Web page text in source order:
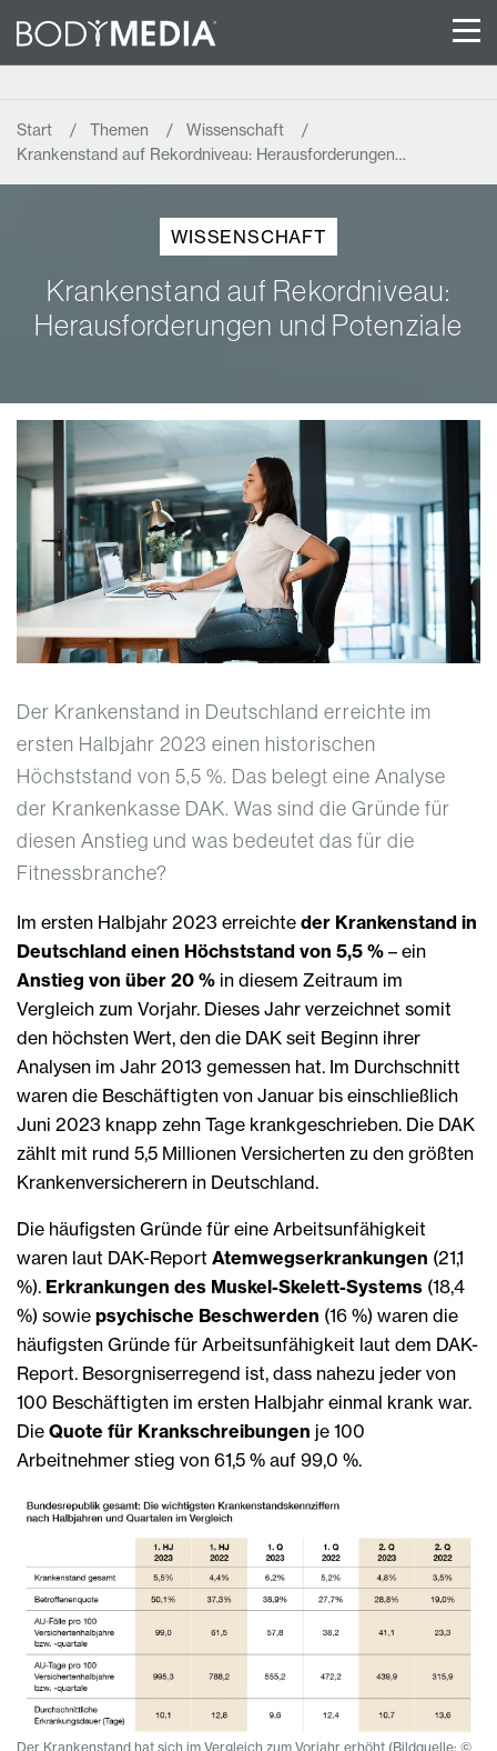
Start Themen
Wissenschaft
Krankenstand auf Rekordniveau: Herausforderungen…
WISSENSCHAFT
Krankenstand auf Rekordniveau:
Herausforderungen und Potenziale
Der Krankenstand in Deutschland erreichte im
ersten Halbjahr 2023 einen historischen
Höchststand von 5,5 %. Das belegt eine Analyse
der Krankenkasse DAK. Was sind die Gründe für
diesen Anstieg und was bedeutet das für die
Fitnessbranche?
Im ersten Halbjahr 2023 erreichte der Krankenstand in
Deutschland einen Höchststand von 5,5 % – ein
Anstieg von über 20 % in diesem Zeitraum im
Vergleich zum Vorjahr. Dieses Jahr verzeichnet somit
den höchsten Wert, den die DAK seit Beginn ihrer
Analysen im Jahr 2013 gemessen hat. Im Durchschnitt
waren die Beschäftigten von Januar bis einschließlich
Juni 2023 knapp zehn Tage krankgeschrieben. Die DAK
zählt mit rund 5,5 Millionen Versicherten zu den größten
Krankenversicherern in Deutschland.
Die häufigsten Gründe für eine Arbeitsunfähigkeit
waren laut DAK-Report Atemwegserkrankungen (21,1
%). Erkrankungen des Muskel-Skelett-Systems (18,4
%) sowie psychische Beschwerden (16 %) waren die
häufigsten Gründe für Arbeitsunfähigkeit laut dem DAK-
Report. Besorgniserregend ist, dass nahezu jeder von
100 Beschäftigten im ersten Halbjahr einmal krank war.
Die Quote für Krankschreibungen je 100
Arbeitnehmer stieg von 61,5 % auf 99,0 %.
Der Krankenstand hat sich im Vergleich zum Vorjahr erhöht (Bildquelle: ©